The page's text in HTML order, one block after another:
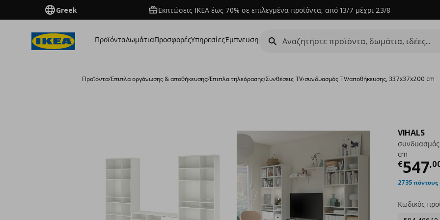
Greek Εκπτώσεις IKEA έως 70% σε επιλεγμένα προϊόντα, από 13/7 μέχρι 23/8
ΠροϊόνταΔωμάτιαΠροσφορέςΥπηρεσίεςΈμπνευση
Προϊόντα›Έπιπλα οργάνωσης & αποθήκευσης›Έπιπλα τηλεόρασης›Συνθέσεις TV›συνδυασμός TV/αποθήκευσης, 337x37x200 cm
VIHALS
cm
€547,
2735
Κωδικός